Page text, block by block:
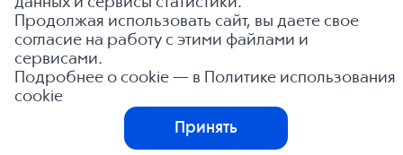
Продолжая использовать сайт, вы даете свое
согласие на работу с этими файлами и
сервисами.
Подробнее о cookie — в
Политике использования
cookie
Принять